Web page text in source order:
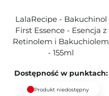
LalaRecipe - Bakuchinol
First Essence - Esencja z
Retinolem i Bakuchiolem
- 155ml
Dostępność w punktach:
Produkt niedostępny